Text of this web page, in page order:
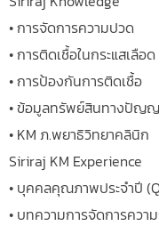
• การจัดการความปวด
• การติดเชื้อในกระแสเลือด
• การป้องกันการติดเชื้อ
• ข้อมูลทรัพย์สินทางปัญ
• KM ภ.พยาธิวิทยาคลินิก
Siriraj KM Experience
• บุคคลคุณภาพประจำปี
• บทความการจัดการควา